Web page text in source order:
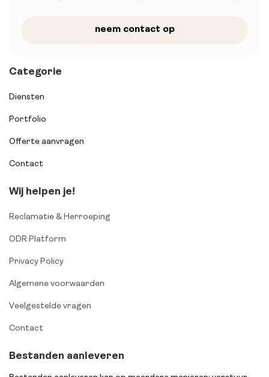
neem contact op
Categorie
Diensten
Portfolio
Offerte aanvragen
Contact
Wij helpen je!
Reclamatie & Herroeping
ODR Platform
Privacy Policy
Algemene voorwaarden
Veelgestelde vragen
Contact
Bestanden aanleveren